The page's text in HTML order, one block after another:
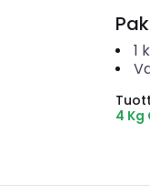
1
4 Kg